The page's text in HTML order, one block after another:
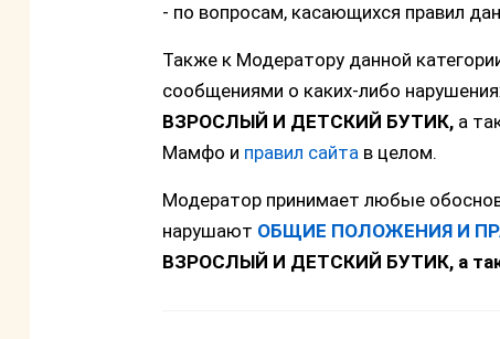
- по вопросам, касающихся правил
Также к Модератору данной
сообщениями о каких-либо
ВЗРОСЛЫЙ И ДЕТСКИЙ БУТИК, а
Мамфо и правил сайта в целом.
Модератор принимает любые
нарушают ОБЩИЕ ПОЛОЖЕНИЯ И
ВЗРОСЛЫЙ И ДЕТСКИЙ БУТИК, а